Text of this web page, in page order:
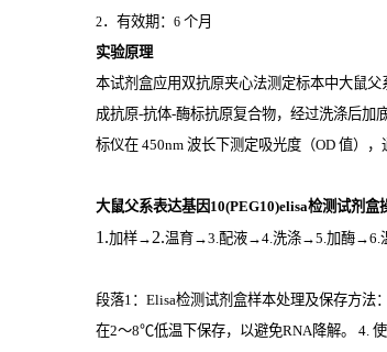
2．有效期： 6 个月
实验原理
本试剂盒应用双抗原夹心法测定标本中大鼠父
成抗原-抗体-酶标抗原复合物，经过洗涤后加
标仪在 450nm 波长下测定吸光度（OD 值），
大鼠父系表达基因10(PEG10)elisa检测试剂盒
1.加样→ 2.温育→3.配液→4.洗涤→5.加酶→6.
段落1：Elisa检测试剂盒样本处理及保存方法
在2～8℃低温下保存，以避免RNA降解。 4.